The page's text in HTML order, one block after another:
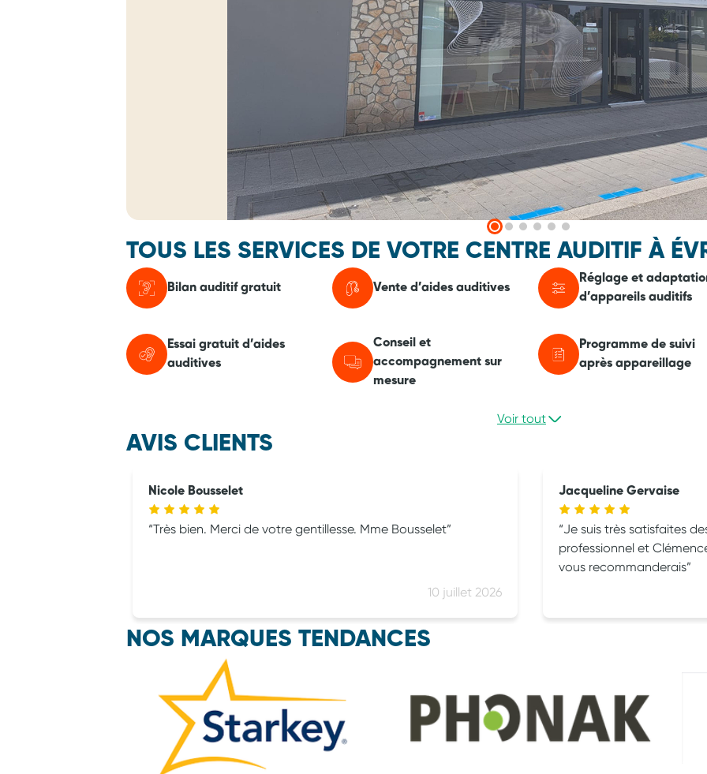
TOUS LES SERVICES DE VOTRE CENTRE AUDITIF À
Bilan auditif gratuit Vente d’aides auditives
Réglage et
d’appareils auditifs
Essai gratuit d’aides
auditives
Conseil et
accompagnement sur
mesure
Programme de suivi
après appareillage
Voir tout
AVIS CLIENTS
Nicole Bousselet
10 juillet 2026
Très bien. Merci de votre gentillesse. Mme Bousselet
Jacqueline Gervaise
Je suis très satisfaites des
professionnel et
vous recommanderais
NOS MARQUES TENDANCES